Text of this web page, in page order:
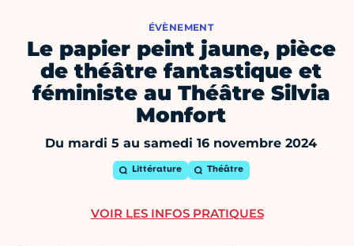
ÉVÈNEMENT
Le papier peint jaune, pièce
de théâtre fantastique et
féministe au Théâtre Silvia
Monfort
Du mardi 5 au samedi 16 novembre 2024
Littérature Théâtre
VOIR LES INFOS PRATIQUES